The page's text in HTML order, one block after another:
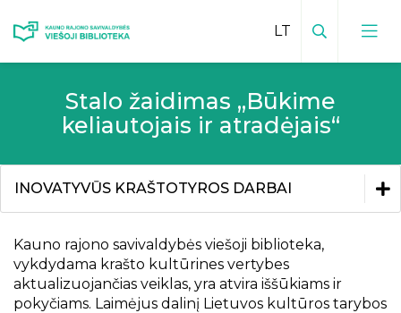
Viešosios bibliotekos kontaktai
Vadovas
Padalinių veiklų planai
Mokamos paslaugos padaliniuose
Facebook padaliniuose
Bibliotekos leidiniai
Kraštiečiai
Kauno rajonas spaudoje
Stalo žaidimas „Būkime
keliautojais ir atradėjais“
INOVATYVŪS KRAŠTOTYROS DARBAI
Bibliotekos leidiniai
Inovatyvūs kraštotyros darbai
Kauno rajono savivaldybės viešoji biblioteka,
vykdydama krašto kultūrines vertybes
aktualizuojančias veiklas, yra atvira iššūkiams ir
pokyčiams. Laimėjus dalinį Lietuvos kultūros tarybos